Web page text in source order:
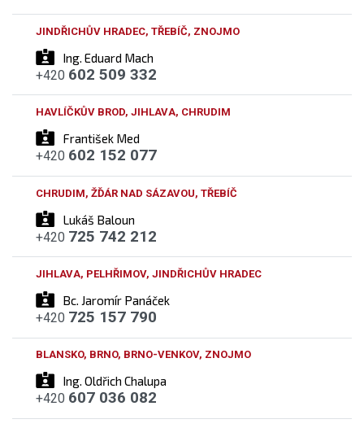
Ing. Eduard Mach
JINDŘICHŮV HRADEC, TŘEBÍČ, ZNOJMO
+420 602 509 332
František Med
HAVLÍČKŮV BROD, JIHLAVA, CHRUDIM
+420 602 152 077
Lukáš Baloun
CHRUDIM, ŽĎÁR NAD SÁZAVOU, TŘEBÍČ
+420 725 742 212
Bc. Jaromír Panáček
JIHLAVA, PELHŘIMOV, JINDŘICHŮV HRADEC
+420 725 157 790
Ing. Oldřich Chalupa
BLANSKO, BRNO, BRNO-VENKOV, ZNOJMO
+420 607 036 082